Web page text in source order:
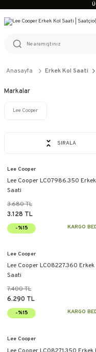
WEB
Anasayfa Erkek Kol Saati
Markalar
Lee Cooper
SIRALA
Lee Cooper
Lee Cooper LC07986.350
Saati
3.680 TL
3.128 TL
-%15 KARGO
Lee Cooper
Lee Cooper LC08227.360 Erkek
Saati
7.400 TL
6.290 TL
-%15 KARGO
Lee Cooper